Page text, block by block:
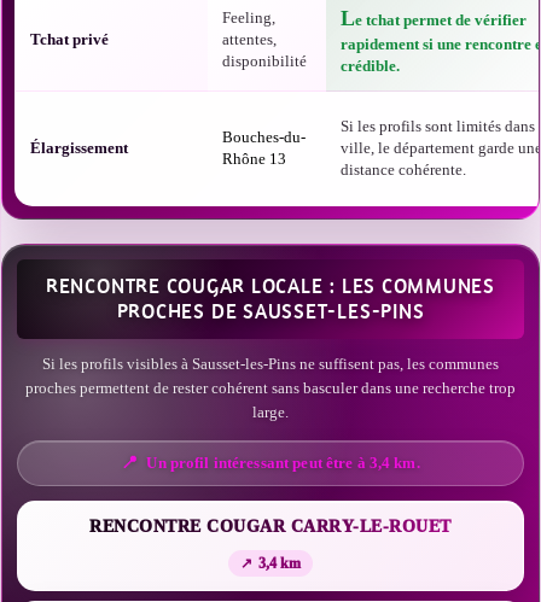
Tchat privé
Feeling,
attentes,
disponibilité
Le tchat permet de vérifier
rapidement si une rencontre
crédible.
Élargissement
Bouches-du-
Rhône 13
Si les profils sont limités dans
ville, le département garde une
distance cohérente.
RENCONTRE COUGAR LOCALE : LES COMMUNES
PROCHES DE SAUSSET-LES-PINS
Si les profils visibles à Sausset-les-Pins ne suffisent pas, les communes
proches permettent de rester cohérent sans basculer dans une recherche trop
large.
Un profil intéressant peut être à 3,4 km.
RENCONTRE COUGAR CARRY-LE-ROUET
3,4 km